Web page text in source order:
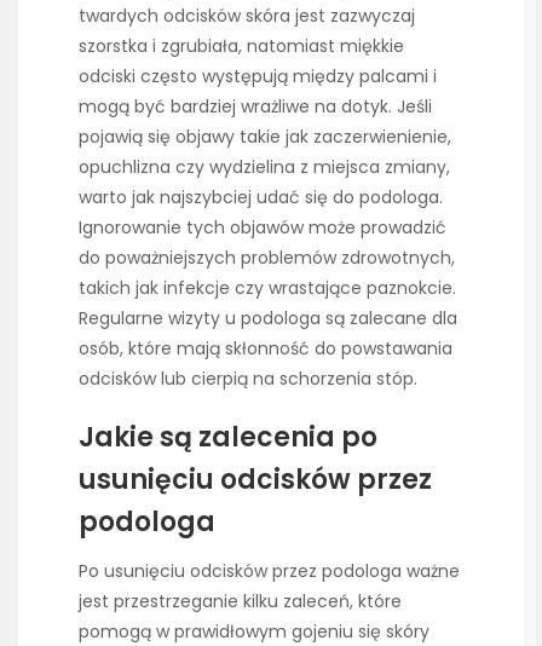
twardych odcisków skóra jest zazwyczaj
szorstka i zgrubiała, natomiast miękkie
odciski często występują między palcami i
mogą być bardziej wrażliwe na dotyk. Jeśli
pojawią się objawy takie jak zaczerwienienie,
opuchlizna czy wydzielina z miejsca zmiany,
warto jak najszybciej udać się do podologa.
Ignorowanie tych objawów może prowadzić
do poważniejszych problemów zdrowotnych,
takich jak infekcje czy wrastające paznokcie.
Regularne wizyty u podologa są zalecane dla
osób, które mają skłonność do powstawania
odcisków lub cierpią na schorzenia stóp.
Jakie są zalecenia po
usunięciu odcisków przez
podologa
Po usunięciu odcisków przez podologa ważne
jest przestrzeganie kilku zaleceń, które
pomogą w prawidłowym gojeniu się skóry